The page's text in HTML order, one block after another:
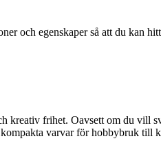
och egenskaper så att du kan
frihet. Oavsett om du vill
varvar för hobbybruk till